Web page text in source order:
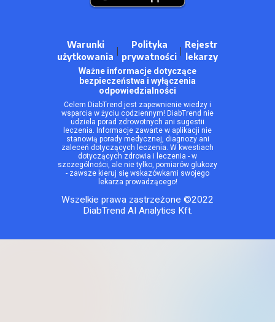
Warunki
użytkowania
|
Polityka
prywatności
|
Rejestr
lekarzy
Ważne informacje dotyczące
bezpieczeństwa i wyłączenia
odpowiedzialności
Celem DiabTrend jest zapewnienie wiedzy i
wsparcia w życiu codziennym! DiabTrend nie
udziela porad zdrowotnych ani sugestii
leczenia. Informacje zawarte w aplikacji nie
stanowią porady medycznej, diagnozy ani
zaleceń dotyczących leczenia. W kwestiach
dotyczących zdrowia i leczenia - w
szczególności, ale nie tylko, pomiarów glukozy
- zawsze kieruj się wskazówkami swojego
lekarza prowadzącego!
Wszelkie prawa zastrzeżone ©2022
DiabTrend AI Analytics Kft.